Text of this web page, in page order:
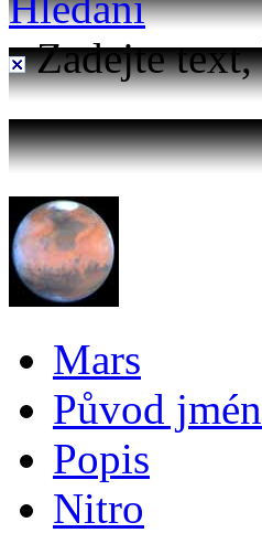
Zadejte text,
Mars
Původ
Popis
Nitro